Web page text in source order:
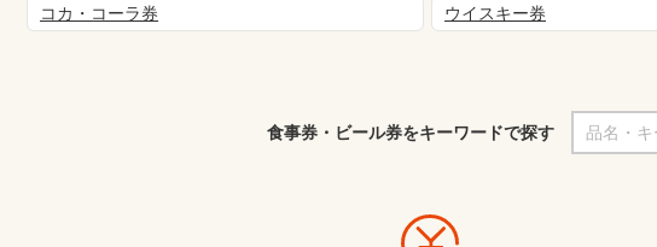
コカ・コーラ券 ウイスキー券
食事券・ビール券をキーワードで探す